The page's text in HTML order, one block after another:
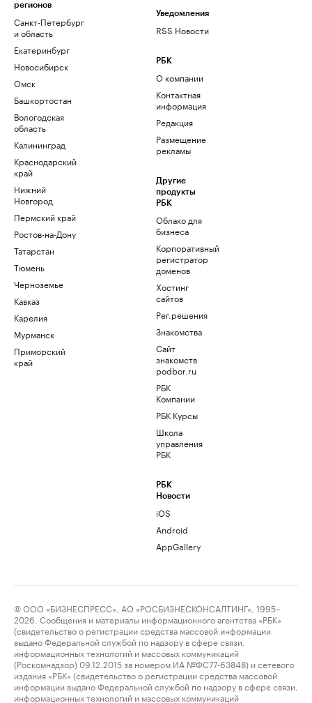
регионов
Санкт-Петербург
и область
Екатеринбург
Новосибирск
Омск
Башкортостан
Вологодская
область
Калининград
Краснодарский
край
Нижний
Новгород
Пермский край
Ростов-на-Дону
Татарстан
Тюмень
Черноземье
Кавказ
Карелия
Мурманск
Приморский
край
Уведомления
RSS Новости
РБК
О компании
Контактная
информация
Редакция
Размещение
рекламы
Другие
продукты
РБК
Облако для
бизнеса
Корпоративный
регистратор
доменов
Хостинг
сайтов
Рег.решения
Знакомства
Сайт
знакомств
podbor.ru
РБК
Компании
РБК Курсы
Школа
управления
РБК
РБК
Новости
iOS
Android
AppGallery
© ООО «БИЗНЕСПРЕСС», АО «РОСБИЗНЕСКОНСАЛТИНГ», 1995–
2026. Сообщения и материалы информационного агентства «РБК»
(свидетельство о регистрации средства массовой информации
выдано Федеральной службой по надзору в сфере связи,
информационных технологий и массовых коммуникаций
(Роскомнадзор) 09.12.2015 за номером ИА №ФС77-63848) и сетевого
издания «РБК» (свидетельство о регистрации средства массовой
информации выдано Федеральной службой по надзору в сфере связи,
информационных технологий и массовых коммуникаций